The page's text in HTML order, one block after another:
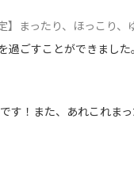
】まったり、ほっこり
ごすことができました。
す！また、あれこれまっ